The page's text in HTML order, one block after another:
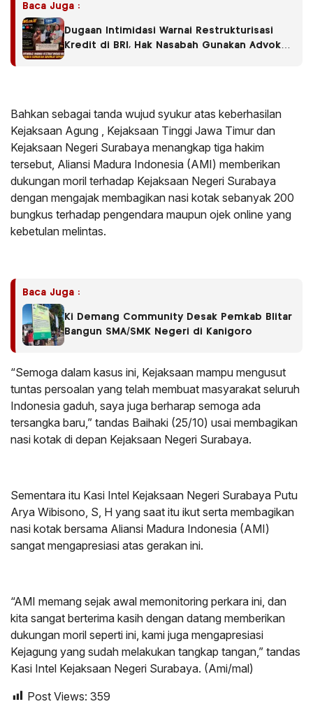
Baca Juga :
Dugaan Intimidasi Warnai Restrukturisasi
Kredit di BRI, Hak Nasabah Gunakan Advokat
Bahkan sebagai tanda wujud syukur atas keberhasilan
Kejaksaan Agung , Kejaksaan Tinggi Jawa Timur dan
Kejaksaan Negeri Surabaya menangkap tiga hakim
tersebut, Aliansi Madura Indonesia (AMI) memberikan
dukungan moril terhadap Kejaksaan Negeri Surabaya
dengan mengajak membagikan nasi kotak sebanyak 200
bungkus terhadap pengendara maupun ojek online yang
kebetulan melintas.
Baca Juga :
Ki Demang Community Desak Pemkab Blitar
Bangun SMA/SMK Negeri di Kanigoro
“Semoga dalam kasus ini, Kejaksaan mampu mengusut
tuntas persoalan yang telah membuat masyarakat seluruh
Indonesia gaduh, saya juga berharap semoga ada
tersangka baru,” tandas Baihaki (25/10) usai membagikan
nasi kotak di depan Kejaksaan Negeri Surabaya.
Sementara itu Kasi Intel Kejaksaan Negeri Surabaya Putu
Arya Wibisono, S, H yang saat itu ikut serta membagikan
nasi kotak bersama Aliansi Madura Indonesia (AMI)
sangat mengapresiasi atas gerakan ini.
“AMI memang sejak awal memonitoring perkara ini, dan
kita sangat berterima kasih dengan datang memberikan
dukungan moril seperti ini, kami juga mengapresiasi
Kejagung yang sudah melakukan tangkap tangan,” tandas
Kasi Intel Kejaksaan Negeri Surabaya. (Ami/mal)
Post Views: 359